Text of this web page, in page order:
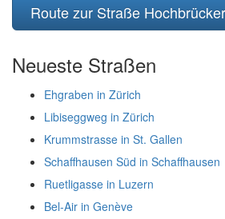
Route zur Straße
Neueste Straßen
Ehgraben in Zürich
Libiseggweg in Zürich
Krummstrasse in St. Gallen
Schaffhausen Süd in Schaffhausen
Ruetligasse in Luzern
Bel-Air in Genève